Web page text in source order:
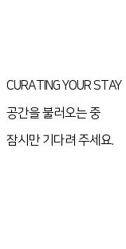
CURATING YOUR STAY
공간을 불러오는 중
잠시만 기다려 주세요.